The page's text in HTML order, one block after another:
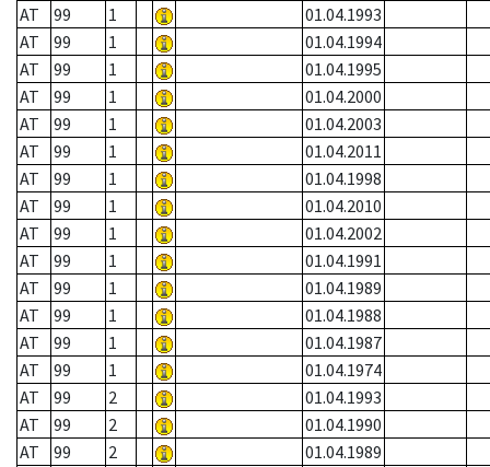
AT
99 1
01.04.1993
AT
99 1
01.04.1994
AT
99 1
01.04.1995
AT
99 1
01.04.2000
AT
99 1
01.04.2003
AT
99 1
01.04.2011
AT
99 1
01.04.1998
AT
99 1
01.04.2010
AT
99 1
01.04.2002
AT
99 1
01.04.1991
AT
99 1
01.04.1989
AT
99 1
01.04.1988
AT
99 1
01.04.1987
AT
99 1
01.04.1974
AT
99 2
01.04.1993
AT
99 2
01.04.1990
AT
99 2
01.04.1989